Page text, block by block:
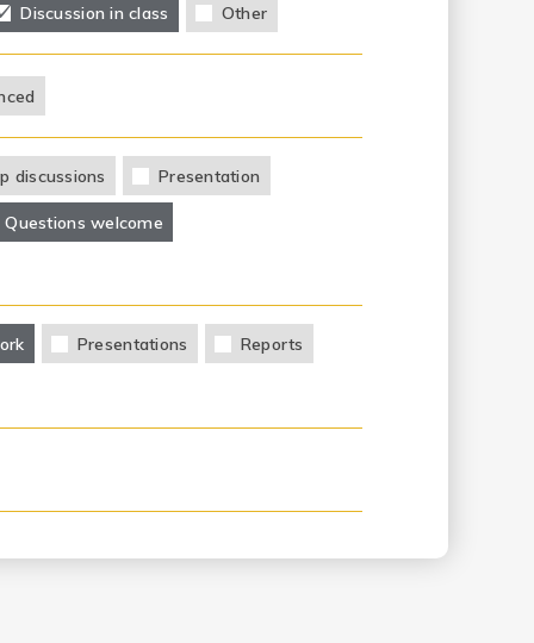
Discussion in class Other
discussions Presentation
Questions welcome
Presentations Reports